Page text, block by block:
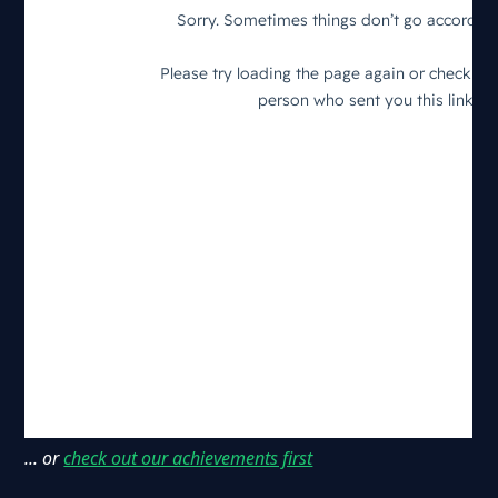
... orcheck out our achievements first